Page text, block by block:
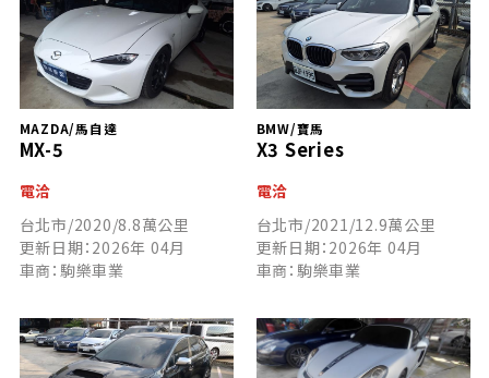
MAZDA/馬自達
MX-5
電洽
台北市/2020/8.8萬公里
更新日期：2026年 04月
車商：駒樂車業
BMW/寶馬
X3 Series
電洽
台北市/2021/12.9萬公里
更新日期：2026年 04月
車商：駒樂車業